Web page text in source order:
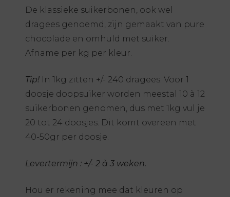
De klassieke suikerbonen, ook wel
dragees genoemd, zijn gemaakt van pure
chocolade en omhuld met suiker.
Afname per kg per kleur.
Tip! In 1kg zitten +/- 240 dragees. Voor 1
doosje doopsuiker worden meestal 10 à 12
suikerbonen genomen, dus met 1kg vul je
20 tot 24 doosjes. Dit komt overeen met
40-50gr per doosje.
Levertermijn : +/- 2 à 3 weken.
Hou er rekening mee dat kleuren op